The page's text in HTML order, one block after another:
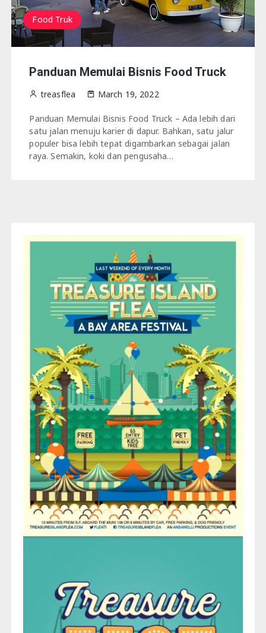
Food Truk
Panduan Memulai Bisnis Food Truck
treasflea March 19, 2022
Panduan Memulai Bisnis Food Truck – Ada lebih dari
satu jalan menuju karier di dapur. Bahkan, satu jalur
populer bisa lebih tepat digambarkan sebagai jalan
raya. Semakin, koki dan pengusaha…